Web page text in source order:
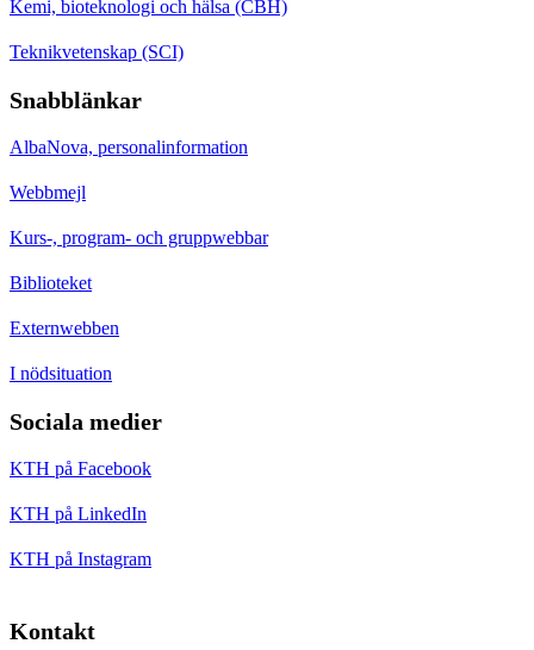
Kemi, bioteknologi och hälsa (CBH)
Teknikvetenskap (SCI)
Snabblänkar
AlbaNova, personalinformation
Webbmejl
Kurs-, program- och gruppwebbar
Biblioteket
Externwebben
I nödsituation
Sociala medier
KTH på Facebook
KTH på LinkedIn
KTH på Instagram
Kontakt